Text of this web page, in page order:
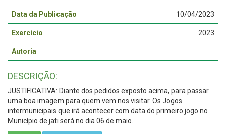
Data da Publicação 10/04/2023
Exercício 2023
Autoria
DESCRIÇÃO:
JUSTIFICATIVA: Diante dos pedidos exposto acima, para passar
uma boa imagem para quem vem nos visitar. Os Jogos
intermunicipais que irá acontecer com data do primeiro jogo no
Município de jati será no dia 06 de maio.